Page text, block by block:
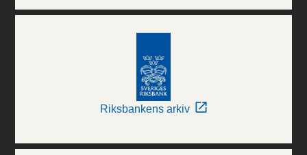
Riksbankens arkiv